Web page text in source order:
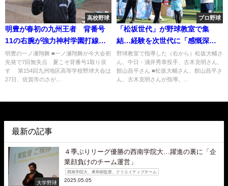
高校野球
明豊が春初の九州王者 背番号
11の右腕が強力神村学園打線斬
り
明豊の一ノ瀬翔舞 ■一ノ瀬翔舞が今大会初
先発で7回無失点 夏こそ背番号1取り戻
す 第154回九州地区高等学校野球大会は
27日、佐賀市のさが...
プロ野球
「松坂世代」が野球教室で集
結…経験を次世代に「感慨深い
ものがある」
野球教室で指導した（右から）松坂大輔さ
ん、中日・涌井秀章投手、古木克明さん、
館山昌平さん ■松坂大輔さん、館山昌平さ
ん、古木克明さんが指導。...
最新の記事
大学野球
４季ぶりリーグ優勝の西南学院大…躍進の裏に「企
業顔負けのチーム運営」
西南学院大、東和樹監督、クリエイティブチーム
2025.05.05